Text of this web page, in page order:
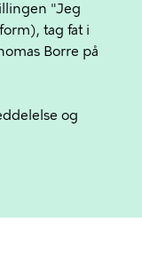
"Jeg
tag fat i
Borre på
og